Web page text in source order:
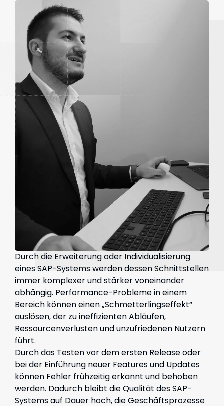
Durch die Erweiterung oder Individualisierung
eines SAP-Systems werden dessen Schnittstellen
immer komplexer und stärker voneinander
abhängig. Performance-Probleme in einem
Bereich können einen „Schmetterlingseffekt“
auslösen, der zu ineffizienten Abläufen,
Ressourcenverlusten und unzufriedenen Nutzern
führt.
Durch das Testen vor dem ersten Release oder
bei der Einführung neuer Features und Updates
können Fehler frühzeitig erkannt und behoben
werden. Dadurch bleibt die Qualität des SAP-
Systems auf Dauer hoch, die Geschäftsprozesse